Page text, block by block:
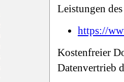
Leistungen
https://
Kostenfreier
Datenvertrieb